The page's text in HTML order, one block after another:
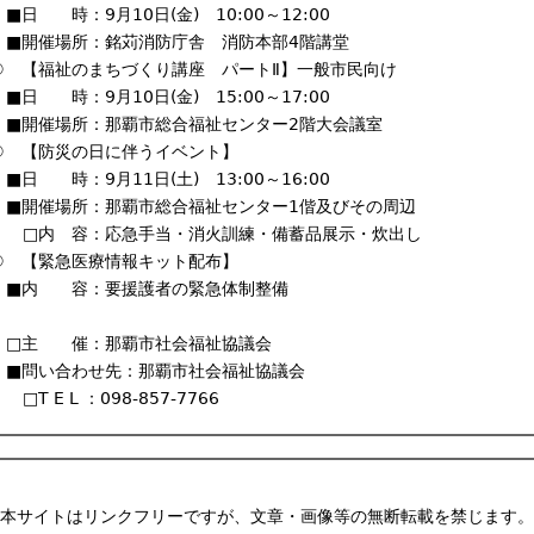
時：9月10日(金) 10:00～12:00
催場所：銘苅消防庁舎 消防本部4階講堂
【福祉のまちづくり講座 パートⅡ】一般市民向け
時：9月10日(金) 15:00～17:00
催場所：那覇市総合福祉センター2階大会議室
【防災の日に伴うイベント】
時：9月11日(土) 13:00～16:00
催場所：那覇市総合福祉センター1偕及びその周辺
容：応急手当・消火訓練・備蓄品展示・炊出し
【緊急医療情報キット配布】
容：要援護者の緊急体制整備
催：那覇市社会福祉協議会
い合わせ先：那覇市社会福祉協議会
E L ：098-857-7766
本サイトはリンクフリーですが、文章・画像等の無断転載を禁じます。